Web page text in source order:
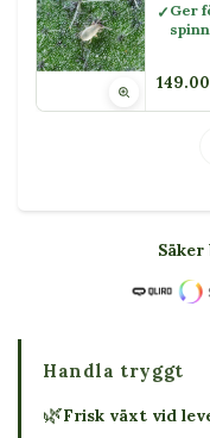
Ger
Handla tryggt
🌿Frisk växt vid